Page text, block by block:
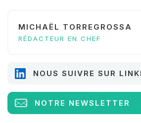
MICHAËL TORREGROSSA
RÉDACTEUR EN CHEF
NOUS SUIVRE SUR
NOTRE NEWSLETTER